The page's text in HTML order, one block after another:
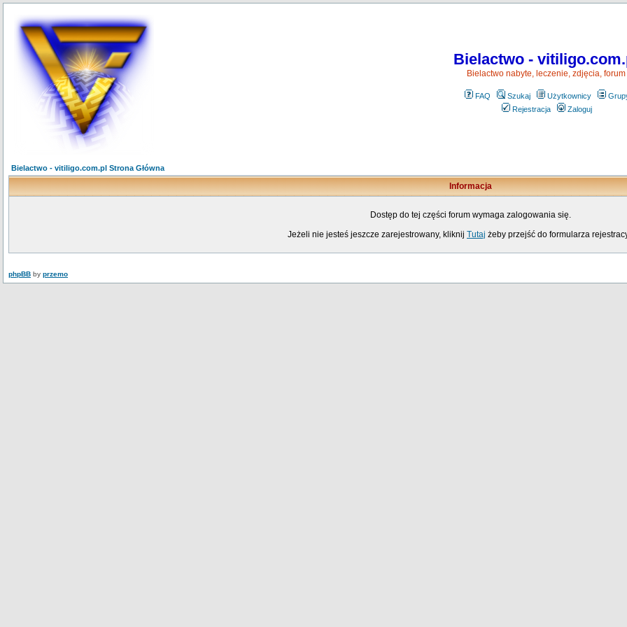
Bielactwo -
Bielactwo nabyte, leczenie, zdjęcia, forum
FAQ Szukaj Użytkownicy
Rejestracja
Zaloguj
Bielactwo - vitiligo.com.pl Strona Główna
Informacja
Dostęp do tej części forum wymaga zalogowania się.
Jeżeli nie jesteś jeszcze zarejestrowany, kliknij Tutaj żeby przejść do formularza
phpBB by przemo